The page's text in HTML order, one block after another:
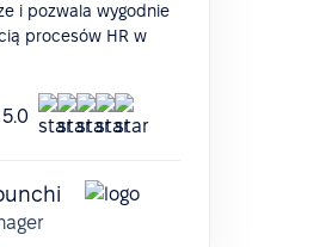
i pozwala wygodnie
procesów HR w
5.0